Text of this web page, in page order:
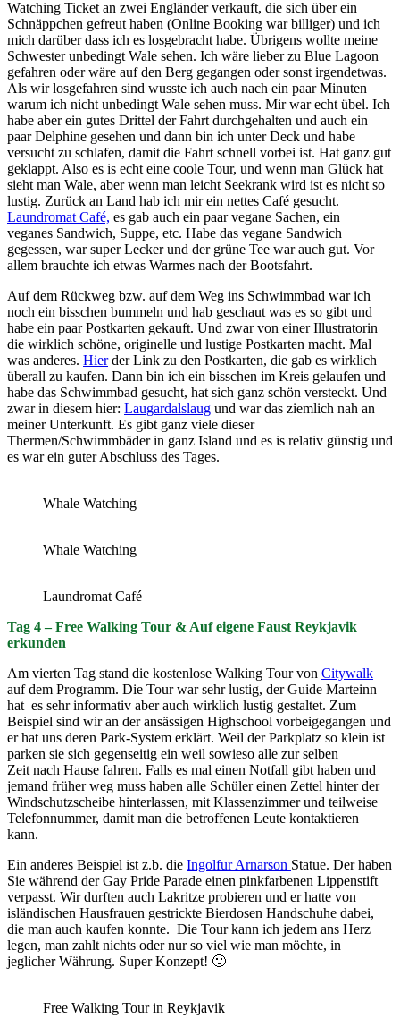
Watching Ticket an zwei Engländer verkauft, die sich über ein
Schnäppchen gefreut haben (Online Booking war billiger) und ich
mich darüber dass ich es losgebracht habe. Übrigens wollte meine
Schwester unbedingt Wale sehen. Ich wäre lieber zu Blue Lagoon
gefahren oder wäre auf den Berg gegangen oder sonst irgendetwas.
Als wir losgefahren sind wusste ich auch nach ein paar Minuten
warum ich nicht unbedingt Wale sehen muss. Mir war echt übel. Ich
habe aber ein gutes Drittel der Fahrt durchgehalten und auch ein
paar Delphine gesehen und dann bin ich unter Deck und habe
versucht zu schlafen, damit die Fahrt schnell vorbei ist. Hat ganz gut
geklappt. Also es is echt eine coole Tour, und wenn man Glück hat
sieht man Wale, aber wenn man leicht Seekrank wird ist es nicht so
lustig. Zurück an Land hab ich mir ein nettes Café gesucht.
Laundromat Café, es gab auch ein paar vegane Sachen, ein
veganes Sandwich, Suppe, etc. Habe das vegane Sandwich
gegessen, war super Lecker und der grüne Tee war auch gut. Vor
allem brauchte ich etwas Warmes nach der Bootsfahrt.
Auf dem Rückweg bzw. auf dem Weg ins Schwimmbad war ich
noch ein bisschen bummeln und hab geschaut was es so gibt und
habe ein paar Postkarten gekauft. Und zwar von einer Illustratorin
die wirklich schöne, originelle und lustige Postkarten macht. Mal
was anderes. Hierder Link zu den Postkarten, die gab es wirklich
überall zu kaufen. Dann bin ich ein bisschen im Kreis gelaufen und
habe das Schwimmbad gesucht, hat sich ganz schön versteckt. Und
zwar in diesem hier: Laugardalslaug und war das ziemlich nah an
meiner Unterkunft. Es gibt ganz viele dieser
Thermen/Schwimmbäder in ganz Island und es is relativ günstig und
es war ein guter Abschluss des Tages.
Whale Watching
Whale Watching
Laundromat Café
Tag 4 – Free Walking Tour & Auf eigene Faust Reykjavik
erkunden
Am vierten Tag stand die kostenlose Walking Tour von Citywalk
auf dem Programm. Die Tour war sehr lustig, der Guide Marteinn
hat es sehr informativ aber auch wirklich lustig gestaltet. Zum
Beispiel sind wir an der ansässigen Highschool vorbeigegangen und
er hat uns deren Park-System erklärt. Weil der Parkplatz so klein ist
parken sie sich gegenseitig ein weil sowieso alle zur selben
Zeit nach Hause fahren. Falls es mal einen Notfall gibt haben und
jemand früher weg muss haben alle Schüler einen Zettel hinter der
Windschutzscheibe hinterlassen, mit Klassenzimmer und teilweise
Telefonnummer, damit man die betroffenen Leute kontaktieren
kann.
Ein anderes Beispiel ist z.b. die Ingolfur Arnarson Statue. Der haben
Sie während der Gay Pride Parade einen pinkfarbenen Lippenstift
verpasst. Wir durften auch Lakritze probieren und er hatte von
isländischen Hausfrauen gestrickte Bierdosen Handschuhe dabei,
die man auch kaufen konnte. Die Tour kann ich jedem ans Herz
legen, man zahlt nichts oder nur so viel wie man möchte, in
jeglicher Währung. Super Konzept! 🙂
Free Walking Tour in Reykjavik